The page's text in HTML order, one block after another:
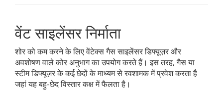
वेंट साइलेंसर निर्माता
शोर को कम करने के लिए वेंटेक्स गैस साइलेंसर डिफ्यूज़र और
अवशोषण वाले कोर अनुभाग का उपयोग करते हैं। इस तरह, गैस या
स्टीम डिफ्यूज़र के कई छेदों के माध्यम से रवशामक में प्रवेश करता है
जहां यह बहु-छेद विस्तार कक्ष में फैलता है।